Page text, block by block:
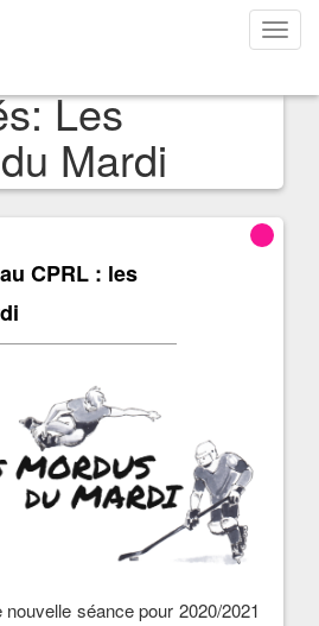
la
Les
Mardi
CPRL : les
séance pour 2020/2021